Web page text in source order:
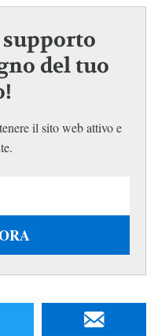
del tuo
il sito web attivo e